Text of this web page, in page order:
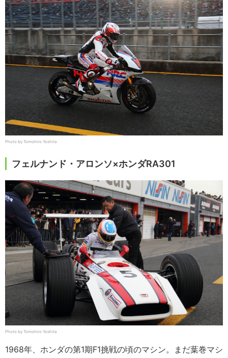
Photo by Tomohiro Yoshita
フェルナンド・アロンソ×ホンダRA301
Photo by Tomohiro Yoshita
1968年、ホンダの第1期F1挑戦の頃のマシン。まだ葉巻マシ